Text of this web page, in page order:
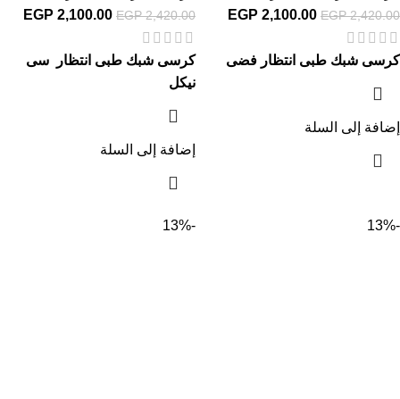
EGP2,420.00
EGP 2,100.00
كرسى شبك طبى انتظار فضى
إضافة إلى السلة
EGP2,420.00
EGP 2,100.00
كرسى شبك طبى انتظار سى
نيكل
إضافة إلى السلة
-13%
-13%